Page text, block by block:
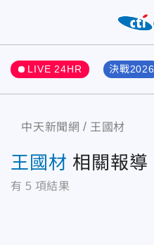
LIVE 24HR 決戰2026
中天新聞網 王國材
王國材 相關報導
有 5 項結果